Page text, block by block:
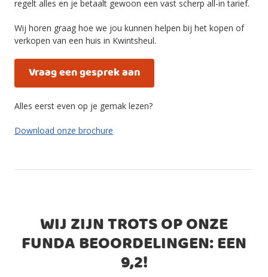
regelt alles en je betaalt gewoon een vast scherp all-in tarief.
Wij horen graag hoe we jou kunnen helpen bij het kopen of
verkopen van een huis in Kwintsheul.
Vraag een gesprek aan
Alles eerst even op je gemak lezen?
Download onze brochure
WIJ ZIJN TROTS OP ONZE
FUNDA BEOORDELINGEN: EEN
9,2!